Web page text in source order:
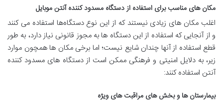
مکان های مناسب برای استفاده از دستگاه مسدود کننده آنتن موبایل
اغلب مکان های زیادی نیستند که از این نوع دستگاه‌ها استفاده می کنند
و از آنجایی که استفاده از این دستگاه ها به مجوز قانونی نیاز دارد، به طور
قطع استفاده از آنها چندان شایع نیست؛ اما برخی مکان ها همچون موارد
زیر، به دلایل امنیتی و فرهنگی ممکن است از دستگاه های مسدود کننده
آنتن استفاده کنند:
بیمارستان ها و بخش های مراقبت های ویژه